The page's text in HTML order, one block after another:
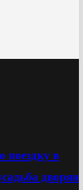
поездку в
дворян